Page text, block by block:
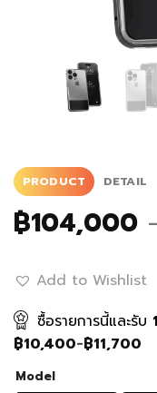
PRODUCT DETAIL
฿104,000
Add to Wishlist
ซื้อรายการนี้และรับ
฿10,400-฿11,700
Model